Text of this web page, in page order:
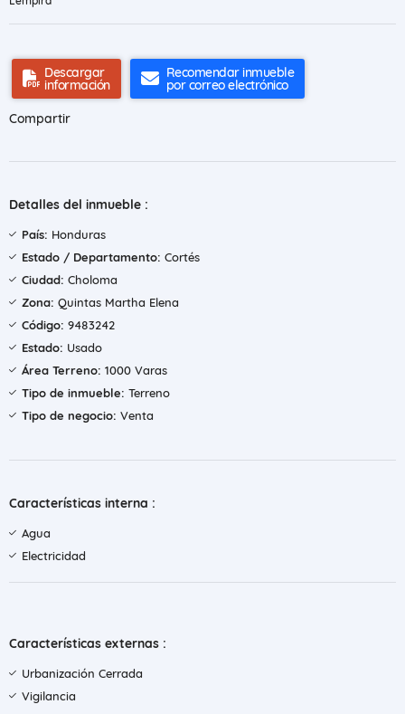
Descargar
información
Recomendar inmueble
por correo electrónico
Compartir
Detalles del inmueble :
País: Honduras
Estado / Departamento: Cortés
Ciudad: Choloma
Zona: Quintas Martha Elena
Código: 9483242
Estado: Usado
Área Terreno: 1000 Varas
Tipo de inmueble: Terreno
Tipo de negocio: Venta
Características interna :
Agua
Electricidad
Características externas :
Urbanización Cerrada
Vigilancia